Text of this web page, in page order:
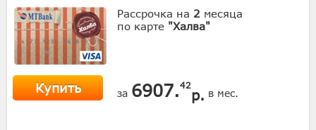
Рассрочка на 2 месяца
по карте "Халва"
Купить за 6907.42
р. в мес.